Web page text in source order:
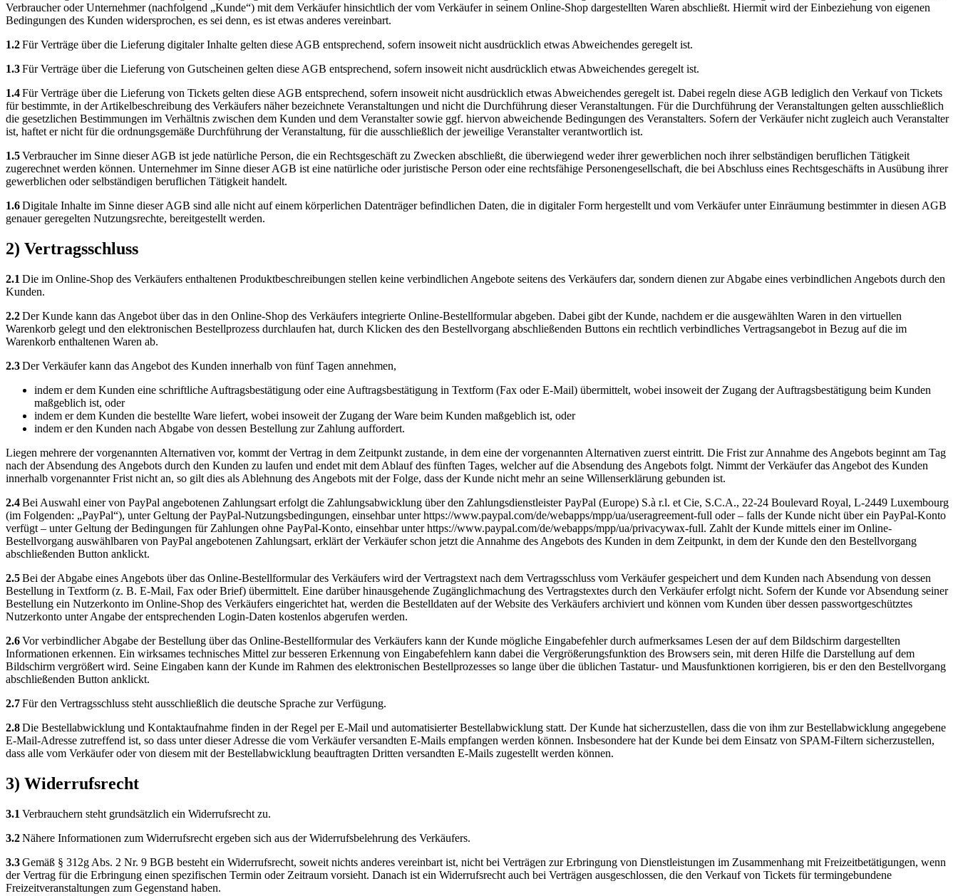
Verbraucher oder Unternehmer (nachfolgend „Kunde“) mit dem Verkäufer hinsichtlich der vom Verkäufer in seinem Online-Shop dargestellten Waren abschließt. Hiermit wird der Einbeziehung von eigenen
Bedingungen des Kunden widersprochen, es sei denn, es ist etwas anderes vereinbart.
1.2Für Verträge über die Lieferung digitaler Inhalte gelten diese AGB entsprechend, sofern insoweit nicht ausdrücklich etwas Abweichendes geregelt ist.
1.3Für Verträge über die Lieferung von Gutscheinen gelten diese AGB entsprechend, sofern insoweit nicht ausdrücklich etwas Abweichendes geregelt ist.
1.4Für Verträge über die Lieferung von Tickets gelten diese AGB entsprechend, sofern insoweit nicht ausdrücklich etwas Abweichendes geregelt ist. Dabei regeln diese AGB lediglich den Verkauf von Tickets
für bestimmte, in der Artikelbeschreibung des Verkäufers näher bezeichnete Veranstaltungen und nicht die Durchführung dieser Veranstaltungen. Für die Durchführung der Veranstaltungen gelten ausschließlich
die gesetzlichen Bestimmungen im Verhältnis zwischen dem Kunden und dem Veranstalter sowie ggf. hiervon abweichende Bedingungen des Veranstalters. Sofern der Verkäufer nicht zugleich auch Veranstalter
ist, haftet er nicht für die ordnungsgemäße Durchführung der Veranstaltung, für die ausschließlich der jeweilige Veranstalter verantwortlich ist.
1.5Verbraucher im Sinne dieser AGB ist jede natürliche Person, die ein Rechtsgeschäft zu Zwecken abschließt, die überwiegend weder ihrer gewerblichen noch ihrer selbständigen beruflichen Tätigkeit
zugerechnet werden können. Unternehmer im Sinne dieser AGB ist eine natürliche oder juristische Person oder eine rechtsfähige Personengesellschaft, die bei Abschluss eines Rechtsgeschäfts in Ausübung ihrer
gewerblichen oder selbständigen beruflichen Tätigkeit handelt.
1.6Digitale Inhalte im Sinne dieser AGB sind alle nicht auf einem körperlichen Datenträger befindlichen Daten, die in digitaler Form hergestellt und vom Verkäufer unter Einräumung bestimmter in diesen AGB
genauer geregelten Nutzungsrechte, bereitgestellt werden.
2) Vertragsschluss
2.1 Die im Online-Shop des Verkäufers enthaltenen Produktbeschreibungen stellen keine verbindlichen Angebote seitens des Verkäufers dar, sondern dienen zur Abgabe eines verbindlichen Angebots durch den
Kunden.
2.2Der Kunde kann das Angebot über das in den Online-Shop des Verkäufers integrierte Online-Bestellformular abgeben. Dabei gibt der Kunde, nachdem er die ausgewählten Waren in den virtuellen
Warenkorb gelegt und den elektronischen Bestellprozess durchlaufen hat, durch Klicken des den Bestellvorgang abschließenden Buttons ein rechtlich verbindliches Vertragsangebot in Bezug auf die im
Warenkorb enthaltenen Waren ab.
2.3Der Verkäufer kann das Angebot des Kunden innerhalb von fünf Tagen annehmen,
indem er dem Kunden eine schriftliche Auftragsbestätigung oder eine Auftragsbestätigung in Textform (Fax oder E-Mail) übermittelt, wobei insoweit der Zugang der Auftragsbestätigung beim Kunden
maßgeblich ist, oder
indem er dem Kunden die bestellte Ware liefert, wobei insoweit der Zugang der Ware beim Kunden maßgeblich ist, oder
indem er den Kunden nach Abgabe von dessen Bestellung zur Zahlung auffordert.
Liegen mehrere der vorgenannten Alternativen vor, kommt der Vertrag in dem Zeitpunkt zustande, in dem eine der vorgenannten Alternativen zuerst eintritt. Die Frist zur Annahme des Angebots beginnt am Tag
nach der Absendung des Angebots durch den Kunden zu laufen und endet mit dem Ablauf des fünften Tages, welcher auf die Absendung des Angebots folgt. Nimmt der Verkäufer das Angebot des Kunden
innerhalb vorgenannter Frist nicht an, so gilt dies als Ablehnung des Angebots mit der Folge, dass der Kunde nicht mehr an seine Willenserklärung gebunden ist.
2.4Bei Auswahl einer von PayPal angebotenen Zahlungsart erfolgt die Zahlungsabwicklung über den Zahlungsdienstleister PayPal (Europe) S.à r.l. et Cie, S.C.A., 22-24 Boulevard Royal, L-2449 Luxembourg
(im Folgenden: „PayPal“), unter Geltung der PayPal-Nutzungsbedingungen, einsehbar unter https://www.paypal.com/de/webapps/mpp/ua/useragreement-full oder – falls der Kunde nicht über ein PayPal-Konto
verfügt – unter Geltung der Bedingungen für Zahlungen ohne PayPal-Konto, einsehbar unter https://www.paypal.com/de/webapps/mpp/ua/privacywax-full. Zahlt der Kunde mittels einer im Online-
Bestellvorgang auswählbaren von PayPal angebotenen Zahlungsart, erklärt der Verkäufer schon jetzt die Annahme des Angebots des Kunden in dem Zeitpunkt, in dem der Kunde den den Bestellvorgang
abschließenden Button anklickt.
2.5Bei der Abgabe eines Angebots über das Online-Bestellformular des Verkäufers wird der Vertragstext nach dem Vertragsschluss vom Verkäufer gespeichert und dem Kunden nach Absendung von dessen
Bestellung in Textform (z. B. E-Mail, Fax oder Brief) übermittelt. Eine darüber hinausgehende Zugänglichmachung des Vertragstextes durch den Verkäufer erfolgt nicht. Sofern der Kunde vor Absendung seiner
Bestellung ein Nutzerkonto im Online-Shop des Verkäufers eingerichtet hat, werden die Bestelldaten auf der Website des Verkäufers archiviert und können vom Kunden über dessen passwortgeschütztes
Nutzerkonto unter Angabe der entsprechenden Login-Daten kostenlos abgerufen werden.
2.6Vor verbindlicher Abgabe der Bestellung über das Online-Bestellformular des Verkäufers kann der Kunde mögliche Eingabefehler durch aufmerksames Lesen der auf dem Bildschirm dargestellten
Informationen erkennen. Ein wirksames technisches Mittel zur besseren Erkennung von Eingabefehlern kann dabei die Vergrößerungsfunktion des Browsers sein, mit deren Hilfe die Darstellung auf dem
Bildschirm vergrößert wird. Seine Eingaben kann der Kunde im Rahmen des elektronischen Bestellprozesses so lange über die üblichen Tastatur- und Mausfunktionen korrigieren, bis er den den Bestellvorgang
abschließenden Button anklickt.
2.7Für den Vertragsschluss steht ausschließlich die deutsche Sprache zur Verfügung.
2.8Die Bestellabwicklung und Kontaktaufnahme finden in der Regel per E-Mail und automatisierter Bestellabwicklung statt. Der Kunde hat sicherzustellen, dass die von ihm zur Bestellabwicklung angegebene
E-Mail-Adresse zutreffend ist, so dass unter dieser Adresse die vom Verkäufer versandten E-Mails empfangen werden können. Insbesondere hat der Kunde bei dem Einsatz von SPAM-Filtern sicherzustellen,
dass alle vom Verkäufer oder von diesem mit der Bestellabwicklung beauftragten Dritten versandten E-Mails zugestellt werden können.
3) Widerrufsrecht
3.1 Verbrauchern steht grundsätzlich ein Widerrufsrecht zu.
3.2Nähere Informationen zum Widerrufsrecht ergeben sich aus der Widerrufsbelehrung des Verkäufers.
3.3Gemäß § 312g Abs. 2 Nr. 9 BGB besteht ein Widerrufsrecht, soweit nichts anderes vereinbart ist, nicht bei Verträgen zur Erbringung von Dienstleistungen im Zusammenhang mit Freizeitbetätigungen, wenn
der Vertrag für die Erbringung einen spezifischen Termin oder Zeitraum vorsieht. Danach ist ein Widerrufsrecht auch bei Verträgen ausgeschlossen, die den Verkauf von Tickets für termingebundene
Freizeitveranstaltungen zum Gegenstand haben.